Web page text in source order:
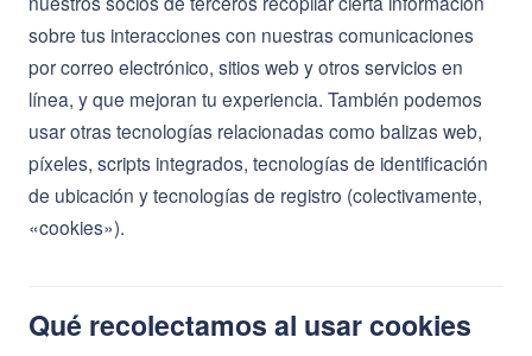
sobre tus interacciones con nuestras comunicaciones
por correo electrónico, sitios web y otros servicios en
línea, y que mejoran tu experiencia. También podemos
usar otras tecnologías relacionadas como balizas web,
píxeles, scripts integrados, tecnologías de identificación
de ubicación y tecnologías de registro (colectivamente,
«cookies»).
Qué recolectamos al usar cookies